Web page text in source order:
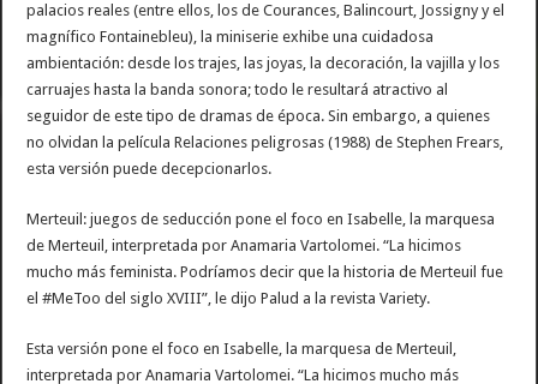
palacios reales (entre ellos, los de Courances, Balincourt, Jossigny y el
magnífico Fontainebleu), la miniserie exhibe una cuidadosa
ambientación: desde los trajes, las joyas, la decoración, la vajilla y los
carruajes hasta la banda sonora; todo le resultará atractivo al
seguidor de este tipo de dramas de época. Sin embargo, a quienes
no olvidan la película Relaciones peligrosas (1988) de Stephen Frears,
esta versión puede decepcionarlos.
Merteuil: juegos de seducción pone el foco en Isabelle, la marquesa
de Merteuil, interpretada por Anamaria Vartolomei. “La hicimos
mucho más feminista. Podríamos decir que la historia de Merteuil fue
el #MeToo del siglo XVIII”, le dijo Palud a la revista Variety.
Esta versión pone el foco en Isabelle, la marquesa de Merteuil,
interpretada por Anamaria Vartolomei. “La hicimos mucho más